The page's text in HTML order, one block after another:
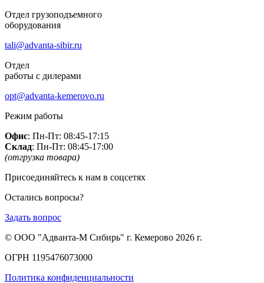
Отдел грузоподъемного
оборудования
tali@advanta-sibir.ru
Отдел
работы с дилерами
opt@advanta-kemerovo.ru
Режим работы
Офис: Пн-Пт: 08:45-17:15
Склад: Пн-Пт: 08:45-17:00
(отгрузка товара)
Присоединяйтесь к нам в соцсетях
Остались вопросы?
Задать вопрос
© ООО "Адванта-М Сибирь" г. Кемерово 2026 г.
ОГРН 1195476073000
Политика конфиденциальности